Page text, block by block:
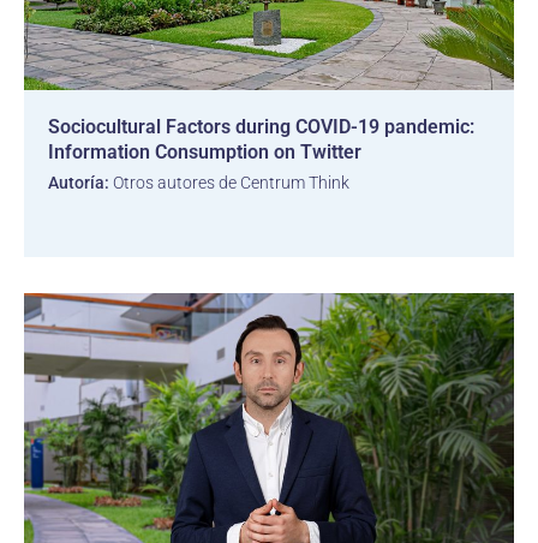
Sociocultural Factors during COVID-19 pandemic:
Information Consumption on Twitter
Autoría: Otros autores de Centrum Think